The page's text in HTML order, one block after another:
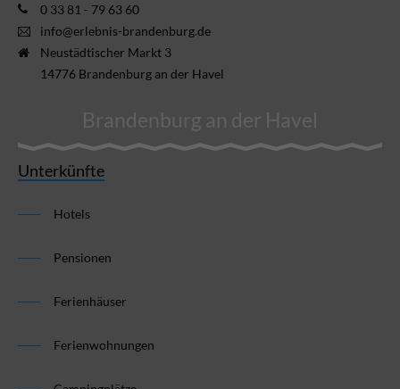
0 33 81 - 79 63 60
info@erlebnis-brandenburg.de
Neustädtischer Markt 3
14776 Brandenburg an der Havel
Brandenburg an der Havel
Unterkünfte
Hotels
Pensionen
Ferienhäuser
Ferienwohnungen